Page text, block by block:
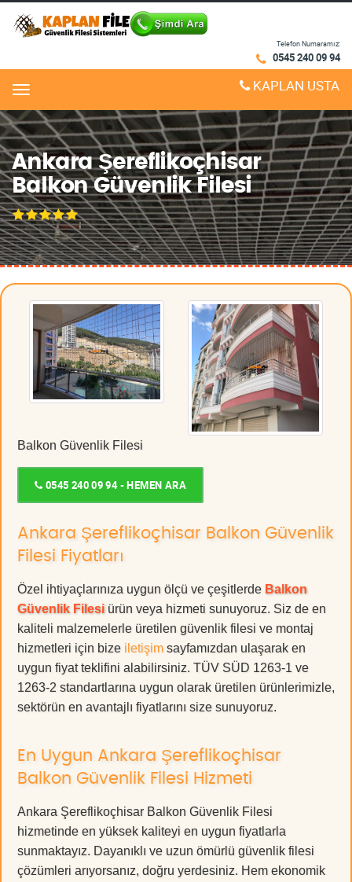
Telefon Numaramız:
0545 240 09 94
Menu KAPLAN USTA
Ankara Şereflikoçhisar
Balkon Güvenlik Filesi
Balkon Güvenlik Filesi
0545 240 09 94 - HEMEN ARA
Ankara Şereflikoçhisar Balkon Güvenlik
Filesi Fiyatları
Özel ihtiyaçlarınıza uygun ölçü ve çeşitlerde Balkon
Güvenlik Filesi ürün veya hizmeti sunuyoruz. Siz de en
kaliteli malzemelerle üretilen güvenlik filesi ve montaj
hizmetleri için bize iletişim sayfamızdan ulaşarak en
uygun fiyat teklifini alabilirsiniz. TÜV SÜD 1263-1 ve
1263-2 standartlarına uygun olarak üretilen ürünlerimizle,
sektörün en avantajlı fiyatlarını size sunuyoruz.
En Uygun Ankara Şereflikoçhisar
Balkon Güvenlik Filesi Hizmeti
Ankara Şereflikoçhisar Balkon Güvenlik Filesi
hizmetinde en yüksek kaliteyi en uygun fiyatlarla
sunmaktayız. Dayanıklı ve uzun ömürlü güvenlik filesi
çözümleri arıyorsanız, doğru yerdesiniz. Hem ekonomik